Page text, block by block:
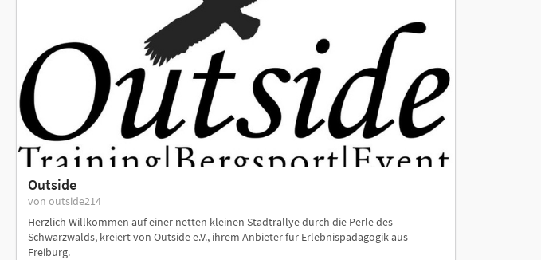
Outside
von outside214
Herzlich Willkommen auf einer netten kleinen Stadtrallye durch die Perle des
Schwarzwalds, kreiert von Outside e.V., ihrem Anbieter für Erlebnispädagogik aus
Freiburg.